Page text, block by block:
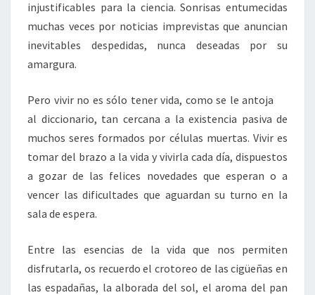
injustificables para la ciencia. Sonrisas entumecidas
muchas veces por noticias imprevistas que anuncian
inevitables despedidas, nunca deseadas por su
amargura.
Pero vivir no es sólo tener vida, como se le antoja
al diccionario, tan cercana a la existencia pasiva de
muchos seres formados por células muertas. Vivir es
tomar del brazo a la vida y vivirla cada día, dispuestos
a gozar de las felices novedades que esperan o a
vencer las dificultades que aguardan su turno en la
sala de espera.
Entre las esencias de la vida que nos permiten
disfrutarla, os recuerdo el crotoreo de las cigüeñas en
las espadañas, la alborada del sol, el aroma del pan